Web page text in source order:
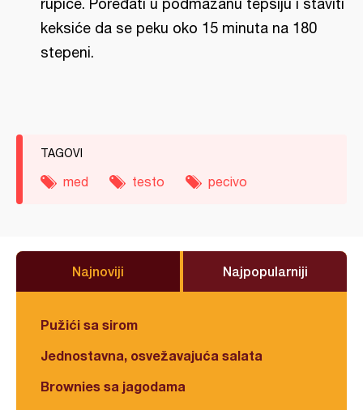
keksiće da se peku oko 15 minuta na 180
stepeni.
TAGOVI
med testo pecivo
Najnoviji Najpopularniji
Pužići sa sirom
Jednostavna, osvežavajuća salata
Brownies sa jagodama